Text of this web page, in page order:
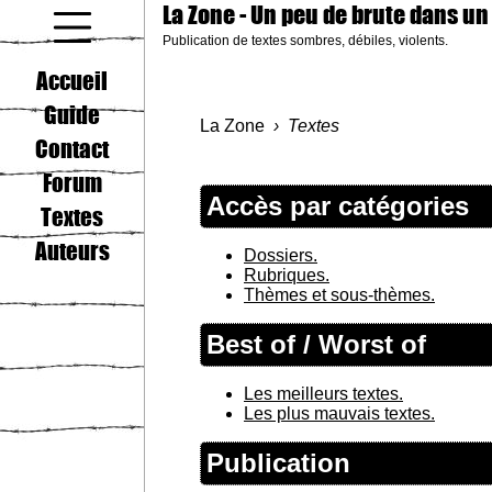
La Zone- Un peu de brute dans
Publication de textes sombres, débiles, violents.
Accueil
Guide
Contact
Forum
Textes
Auteurs
La Zone Textes
Accès par catégories
Dossiers.
Rubriques.
Thèmes et sous-thèmes.
Best of / Worst of
Les meilleurs textes.
Les plus mauvais textes.
Publication